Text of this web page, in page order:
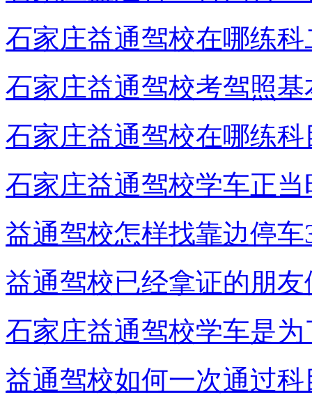
石家庄益通驾校在哪练科
石家庄益通驾校考驾照基
石家庄益通驾校在哪练科
石家庄益通驾校学车正
益通驾校怎样找靠边停车
益通驾校已经拿证的朋
石家庄益通驾校学车是为
益通驾校如何一次通过